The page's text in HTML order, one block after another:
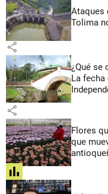
Ataques
Tolima
share
¿Qué se
La
share
Flores
que
share